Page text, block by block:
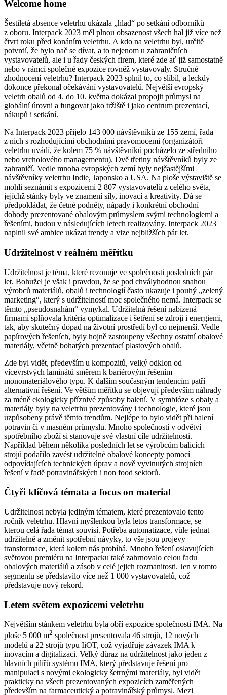
Welcome home
Šestiletá absence veletrhu ukázala „hlad“ po setkání odborníků
z oboru. Interpack 2023 měl plnou obsazenost všech hal již více než
čtvrt roku před konáním veletrhu. A kdo na veletrhu byl, určitě
potvrdí, že bylo nač se dívat, a to nejenom u zahraničních
vystavovatelů, ale i u řady českých firem, které zde ať již samostatně
nebo v rámci společné expozice rovněž vystavovaly. Stručné
zhodnocení veletrhu? Interpack 2023 splnil to, co slíbil, a leckdy
dokonce překonal očekávání vystavovatelů. Největší evropský
veletrh obalů od 4. do 10. května dokázal propojit průmysl na
globální úrovni a fungovat jako tržiště i jako centrum prezentací,
nákupů i setkání.
Na Interpack 2023 přijelo 143 000 návštěvníků ze 155 zemí, řada
z nich s rozhodujícími obchodními pravomocemi (organizátoři
veletrhu uvádí, že kolem 75 % návštěvníků pocházelo ze středního
nebo vrcholového managementu). Dvě třetiny návštěvníků byly ze
zahraničí. Vedle mnoha evropských zemí byly nejčastějšími
návštěvníky veletrhu Indie, Japonsko a USA. Na ploše výstaviště se
mohli seznámit s expozicemi 2 807 vystavovatelů z celého světa,
jejíchž stánky byly ve znamení síly, inovací a kreativity. Dá se
předpokládat, že četné podněty, nápady i konkrétní obchodní
dohody prezentované obalovým průmyslem svými technologiemi a
řešeními, budou v následujících letech realizovány. Interpack 2023
naplnil své ambice ukázat trendy a vize nejbližších pár let.
Udržitelnost v reálném měřítku
Udržitelnost je téma, které rezonuje ve společnosti posledních pár
let. Bohužel je však i pravdou, že se pod chvályhodnou snahou
výrobců materiálů, obalů i technologií často ukazuje i pouhý „zelený
marketing“, který s udržitelností moc společného nemá. Interpack se
těmto „pseudosnahám“ vymykal. Udržitelná řešení nabízená
firmami splňovala kritéria optimalizace i šetření se zdroji i energiemi,
tak, aby skutečný dopad na životní prostředí byl co nejmenší. Vedle
papírových řešeních, byly hojně zastoupeny všechny ostatní obalové
materiály, včetně bohatých prezentací plastových obalů.
Zde byl vidět, především u kompozitů, velký odklon od
vícevrstvých laminátů směrem k bariérovým řešením
monomateriálového typu. K dalším současným tendencím patří
alternativní řešení. Ve větším měřítku se objevují především náhrady
za méně ekologicky příznivé způsoby balení. V symbióze s obaly a
materiály byly na veletrhu prezentovány i technologie, které jsou
uzpůsobeny právě těmto trendům. Nejlépe to bylo vidět při balení
potravin či v masném průmyslu. Mnoho společností v odvětví
spotřebního zboží si stanovuje své vlastní cíle udržitelnosti.
Například během několika posledních let se výrobcům balicích
strojů podařilo zavést udržitelné obalové koncepty pomocí
odpovídajících technických úprav a nově vyvinutých strojních
řešení v řadě potravinářských i non food sektorů.
Čtyři klíčová témata a focus on material
Udržitelnost nebyla jediným tématem, které prezentovalo tento
ročník veletrhu. Hlavní myšlenkou byla letos transformace, se
kterou celá řada témat souvisí. Potřeba automatizace, vůle jednat
udržitelně a změnit spotřební návyky, to vše jsou projevy
transformace, která kolem nás probíhá. Mnoho řešení oslavujících
světovou premiéru na Interpacku také zahrnovalo celou řadu
obalových materiálů a zásob v celé jejich rozmanitosti. Jen v tomto
segmentu se představilo více než 1 000 vystavovatelů, což
představuje nový rekord.
Letem světem expozicemi veletrhu
Největším stánkem veletrhu byla obří expozice společnosti IMA. Na
ploše 5 000 m2 společnost presentovala 46 strojů, 12 nových
modelů a 22 strojů typu IiOT, což vyjadřuje závazek IMA k
inovacím a digitalizaci. Velký důraz na udržitelnost jako jeden z
hlavních pilířů systému IMA, který představuje řešení pro
manipulaci s novými ekologicky šetrnými materiály, byl vidět
prakticky na všech prezentovaných expozicích zaměřených
především na farmaceutický a potravinářský průmysl. Mezi